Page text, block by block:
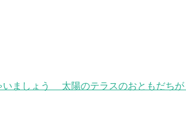
いましょう 太陽のテラスのおともだ